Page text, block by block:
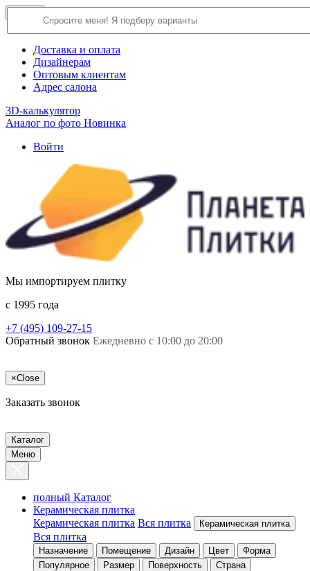
О компании
Доставка и оплата
Дизайнерам
Оптовым клиентам
Адрес салона
3D-калькулятор
Аналог по фото Новинка
Войти
Мы импортируем плитку
c 1995 года
+7 (495) 109-27-15
Обратный звонок Ежедневно с 10:00 до 20:00
×Close
Заказать звонок
Каталог
Меню
полный Каталог
Керамическая плитка
Керамическая плитка Вся плитка Керамическая плитка
Вся плитка
Назначение Помещение Дизайн Цвет
Форма
Популярное
Размер Поверхность Страна